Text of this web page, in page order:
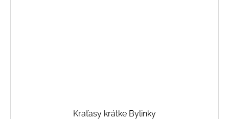
Kraťasy krátke Bylinky